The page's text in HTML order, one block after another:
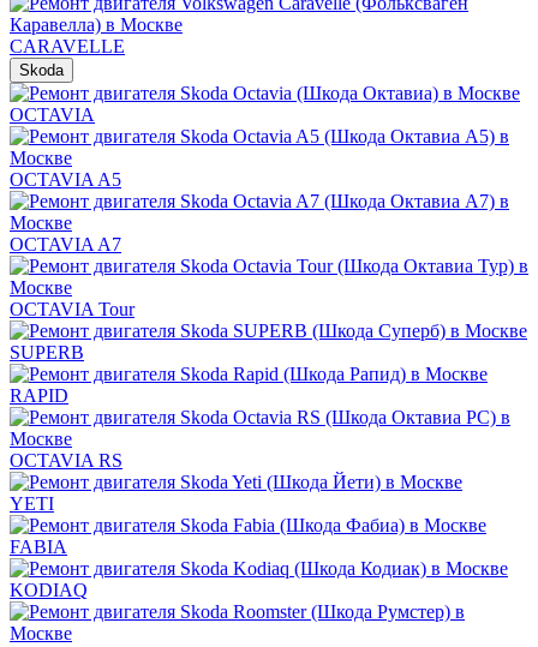
CARAVELLE
Skoda
OCTAVIA
OCTAVIA A5
OCTAVIA A7
OCTAVIA Tour
SUPERB
RAPID
OCTAVIA RS
YETI
FABIA
KODIAQ